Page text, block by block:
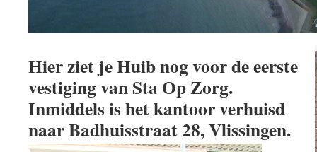
Hier ziet je Huib nog voor de eerste
vestiging van Sta Op Zorg.
Inmiddels is het kantoor verhuisd
naar Badhuisstraat 28, Vlissingen.